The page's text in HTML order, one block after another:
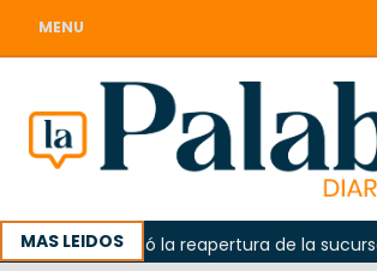
MENU
MAS LEIDOS
reclamó la reapertura de la sucursal